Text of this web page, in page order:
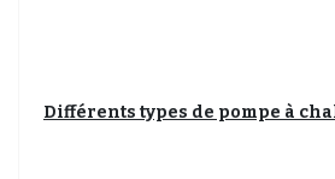
Différents types de pompe à